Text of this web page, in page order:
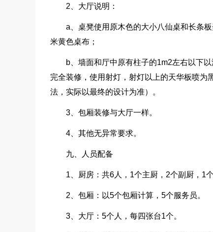
2、大厅说明：
a、桌凳使用原木色的大小八仙桌和长条
米黄色桌布；
b、墙面和厅中原有柱子的1m2左右以下
完全装修，使用射灯，射灯以上的天华板喷为
法，实际以最终的设计为准）。
3、包厢装修与大厅一样。
4、其他无异常要求。
九、人员配备
1、厨房：共6人，1个主厨，2个副厨，1
2、包厢：以5个包厢计算，5个服务员。
3、大厅：5个人，每四张台1个。